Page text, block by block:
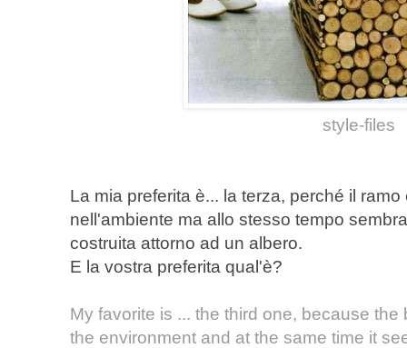
style-files
La mia preferita è... la terza, perché il
nell'ambiente ma allo stesso tempo
costruita attorno ad un albero.
E la vostra preferita qual'è?
My favorite is ... the third one, because
the environment and at the same time it